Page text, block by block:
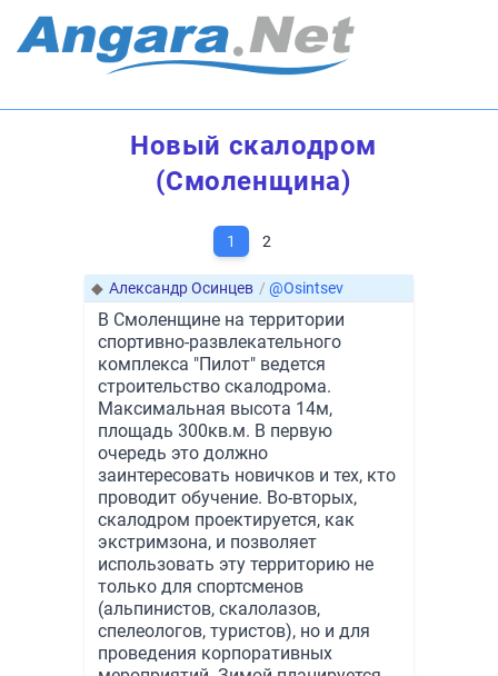
Новый скалодром
(Смоленщина)
1 2
◆ Александр Осинцев / @Osintsev
В Смоленщине на территории
спортивно-развлекательного
комплекса "Пилот" ведется
строительство скалодрома.
Максимальная высота 14м,
площадь 300кв.м. В первую
очередь это должно
заинтересовать новичков и тех, кто
проводит обучение. Во-вторых,
скалодром проектируется, как
экстримзона, и позволяет
использовать эту территорию не
только для спортсменов
(альпинистов, скалолазов,
спелеологов, туристов), но и для
проведения корпоративных